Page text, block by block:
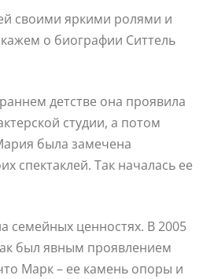
своими яркими ролями и
о биографии Ситтель
детстве она проявила
студии, а потом
была замечена
спектаклей. Так началась ее
семейных ценностях. В 2005
был явным проявлением
Марк – ее камень опоры и